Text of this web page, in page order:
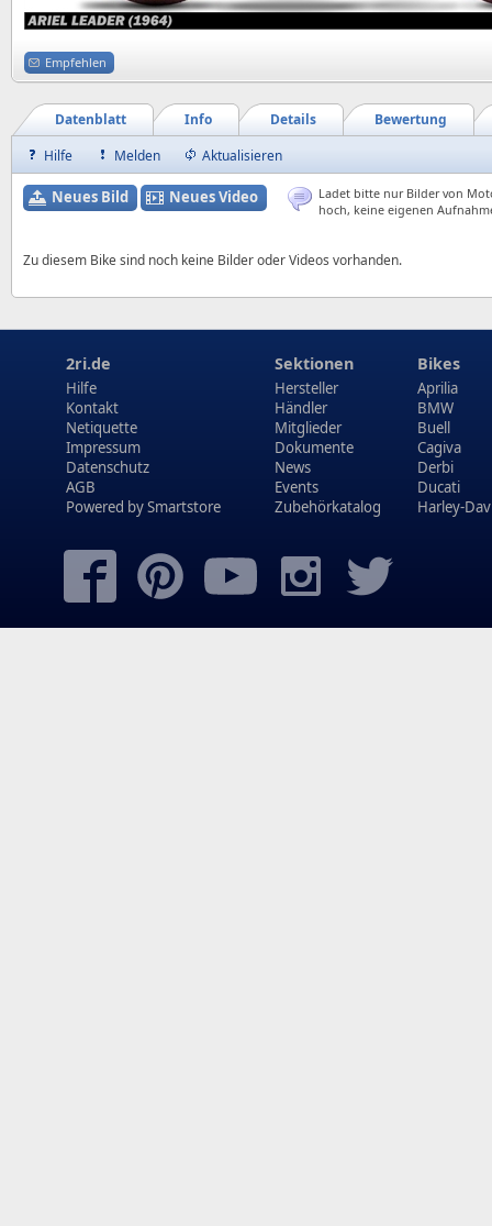
Empfehlen
Bewertung
Details
Info
Datenblatt
Hilfe
Melden Aktualisieren
Neues Bild Neues Video
Ladet bitte nur Bilder von
hoch, keine eigenen
Zu diesem Bike sind noch keine Bilder oder Videos vorhanden.
2ri.de
Hilfe
Kontakt
Netiquette
Impressum
Datenschutz
AGB
Powered bySmartstore
Sektionen
Hersteller
Händler
Mitglieder
Dokumente
News
Events
Zubehörkatalog
Bikes
Aprilia
BMW
Buell
Cagiva
Derbi
Ducati
Harley-